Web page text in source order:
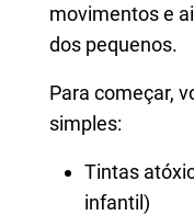
movimentos e
dos pequenos.
Para começar,
simples:
Tintas
infantil)